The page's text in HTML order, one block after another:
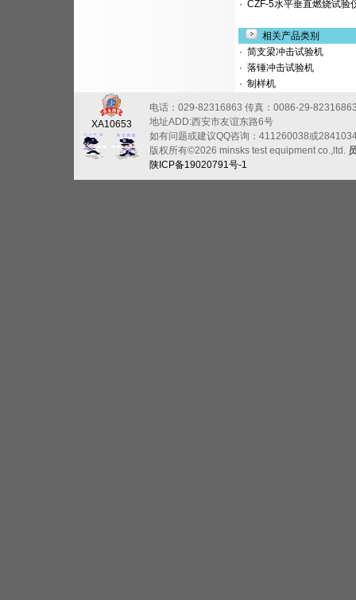
· CZF-5水平垂直燃烧试验
相关产品类别
· 简支梁冲击试验机
· 落锤冲击试验机
· 制样机
XA10653
电话：029-82316863 传真：0086-29-
地址ADD:西安市友谊东路6号
如有问题或建议QQ咨询：411260038或
版权所有©2026 minsks test equipment co.,ltd.
陕ICP备19020791号-1